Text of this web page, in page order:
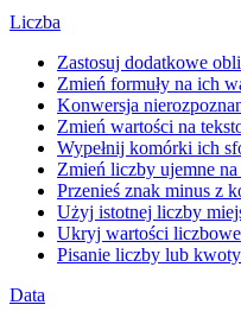
Liczba
Zastosuj dodatkowe
Zmień formuły na ich
Konwersja
Zmień wartości na
Wypełnij komórki ich
Zmień liczby ujemne
Przenieś znak minus z
Użyj istotnej liczby
Ukryj wartości liczbowe
Pisanie liczby lub
Data